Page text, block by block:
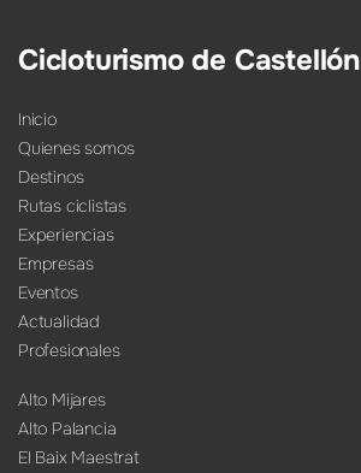
Cicloturismo de Castellón
Inicio
Quienes somos
Destinos
Rutas ciclistas
Experiencias
Empresas
Eventos
Actualidad
Profesionales
Alto Mijares
Alto Palancia
El Baix Maestrat